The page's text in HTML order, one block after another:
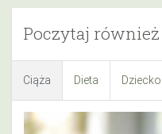
Poczytaj
Ciąża Dieta Dziecko